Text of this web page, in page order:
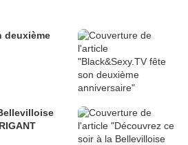
deuxième